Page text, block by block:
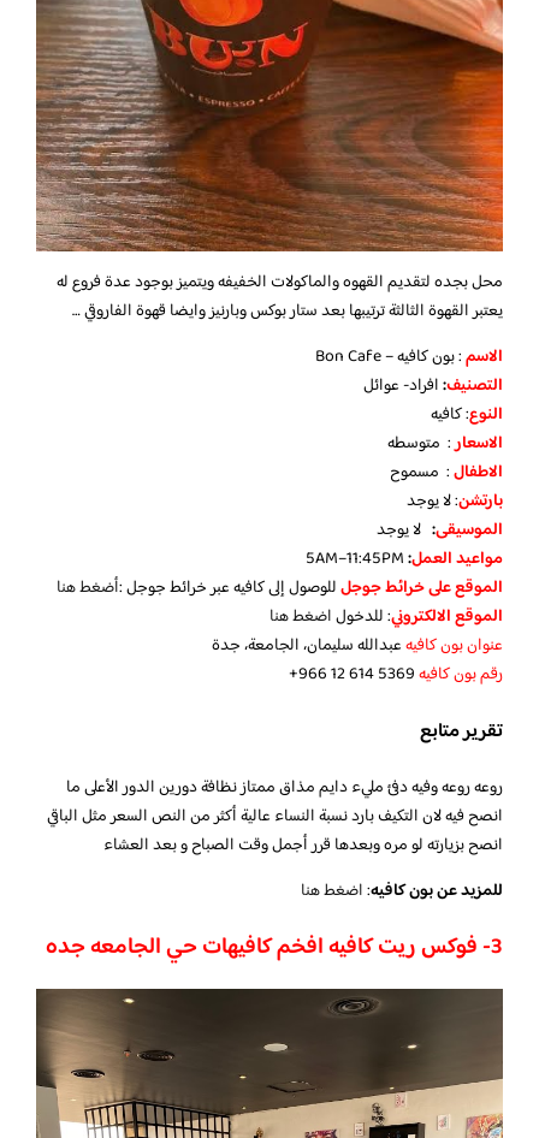
محل بجده لتقديم القهوه والماكولات الخفيفه ويتميز بوجود عدة فروع له
يعتبر القهوة الثالثة ترتيبها بعد ستار بوكس وبارنيز وايضا قهوة الفاروقي …
الاسم: بون كافيه – Bon Cafe
التصنيف:افراد- عوائل
النوع: كافيه
الاسعار: متوسطه
الاطفال: مسموح
بارتشن: لا يوجد
الموسيقى: لا يوجد
مواعيد العمل:
5AM–11:45PM
الموقع على خرائط جوجلللوصول إلى كافيه عبر خرائط جوجل :أضغط هنا
الموقع الالكتروني: للدخولاضغط هنا
عنوان بون كافيهعبدالله سليمان، الجامعة، جدة
رقم بون كافيه
تقرير متابع
روعه روعه وفيه دفئ مليء دايم مذاق ممتاز نظافة دورين الدور الأعلى ما
انصح فيه لان التكيف بارد نسبة النساء عالية أكثر من النص السعر مثل الباقي
انصح بزيارته لو مره وبعدها قرر أجمل وقت الصباح و بعد العشاء
للمزيد عن بون كافيه:اضغط هنا
3- فوكس ريت كافيه افخم كافيهات حي الجامعه جده